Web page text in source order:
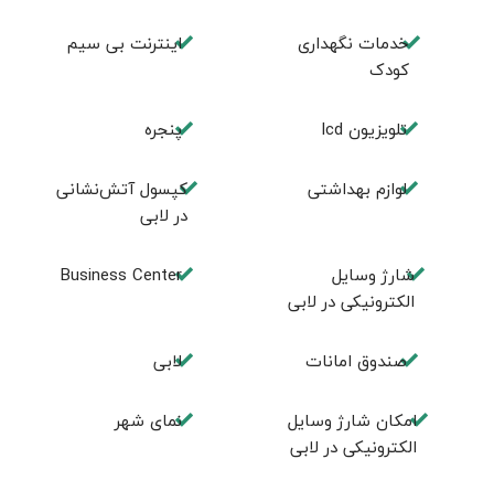
خدمات نگهداری
کودک
اینترنت بی سیم
تلویزیون lcd پنجره
لوازم بهداشتی
کپسول آتش‌نشانی
در لابی
شارژ وسایل
الکترونیکی در لابی
Business Center
صندوق امانات لابی
امكان شارژ وسايل
الكترونيكی در لابی
نمای شهر